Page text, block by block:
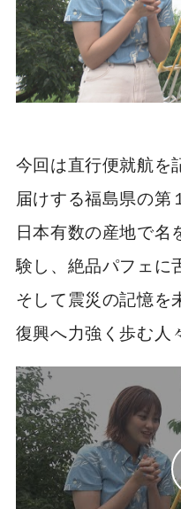
今回は直行便就航を
届けする福島県の第
日本有数の産地で名
験し、絶品パフェに
そして震災の記憶を
復興へ力強く歩む人